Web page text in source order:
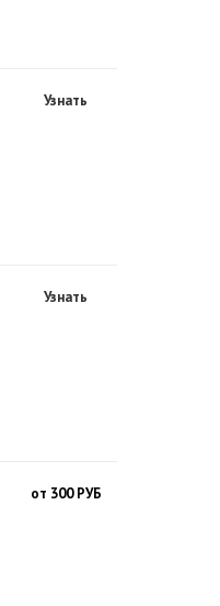
Узнать
Узнать
от 300 РУБ